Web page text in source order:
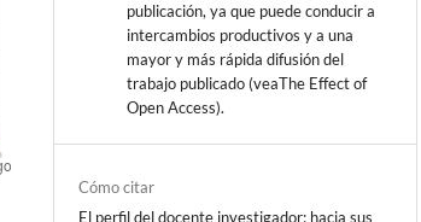
publicación, ya que puede conducir a
intercambios productivos y a una
mayor y más rápida difusión del
trabajo publicado (veaThe Effect of
Open Access).
Cómo citar
El perfil del docente investigador: hacia sus